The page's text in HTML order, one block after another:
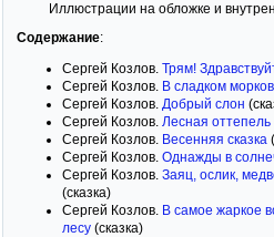
Иллюстрации на обложке и
Содержание:
Сергей Козлов. Трям!
Сергей Козлов. В сладком
Сергей Козлов. Добрый слон
Сергей Козлов. Лесная оттепель
Сергей Козлов. Весенняя сказка
Сергей Козлов. Однажды в
Сергей Козлов. Заяц, ослик,
(сказка)
Сергей Козлов. В самое жаркое
лесу (сказка)